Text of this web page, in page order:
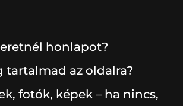
honlapot?
tartalmad az oldalra?
fotók, képek – ha nincs,